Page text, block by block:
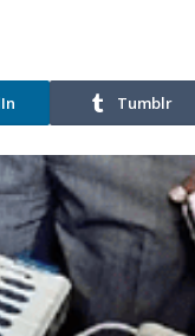
Tumblr